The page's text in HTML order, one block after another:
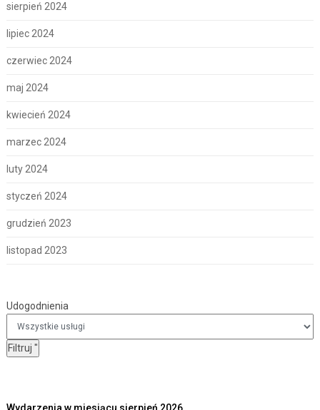
sierpień 2024
lipiec 2024
czerwiec 2024
maj 2024
kwiecień 2024
marzec 2024
luty 2024
styczeń 2024
grudzień 2023
listopad 2023
Udogodnienia
Filtruj Udogodnienia
"